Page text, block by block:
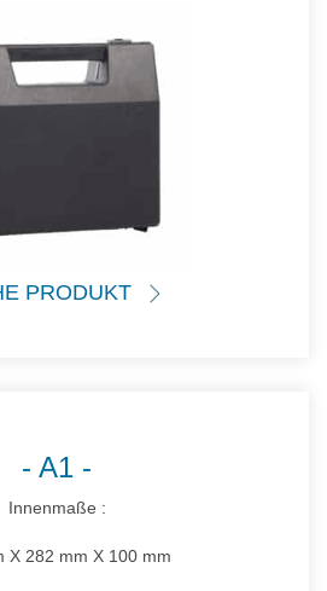
PRODUKT
A1
Innenmaße :
X 282 mm X 100 mm